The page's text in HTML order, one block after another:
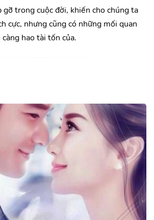
gỡ trong cuộc đời, khiến cho chúng ta
cực, nhưng cũng có những mối quan
hao tài tốn của.